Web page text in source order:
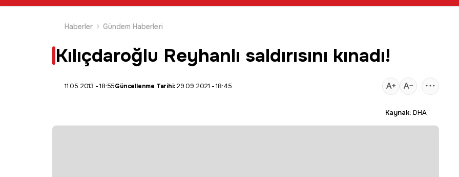
Haberler
Gündem Haberleri
Kılıçdaroğlu Reyhanlı saldırısını kınadı!
11.05.2013 - 18:55Güncellenme Tarihi:29.09.2021 - 18:45
Kaynak: DHA